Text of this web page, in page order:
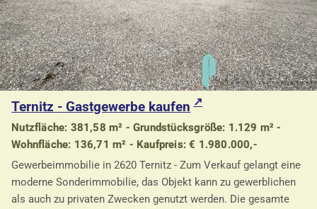
Ternitz - Gastgewerbe kaufen
Nutzfläche: 381,58 m² - Grundstücksgröße: 1.129 m² -
Wohnfläche: 136,71 m² - Kaufpreis: € 1.980.000,-
Gewerbeimmobilie in 2620 Ternitz - Zum Verkauf gelangt eine
moderne Sonderimmobilie, das Objekt kann zu gewerblichen
als auch zu privaten Zwecken genutzt werden. Die gesamte